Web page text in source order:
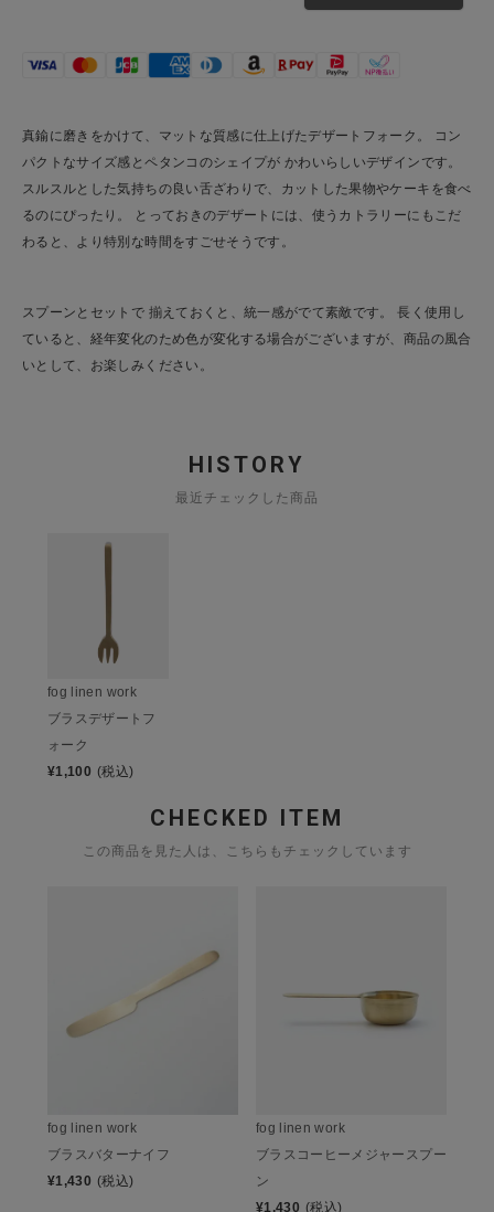
特集
お問い合わせ
真鍮に磨きをかけて、マットな質感に仕上げたデザートフォーク。 コン
パクトなサイズ感とペタンコのシェイプが かわいらしいデザインです。
スルスルとした気持ちの良い舌ざわりで、カットした果物やケーキを食べ
るのにぴったり。 とっておきのデザートには、使うカトラリーにもこだ
わると、より特別な時間をすごせそうです。
スプーンとセットで 揃えておくと、統一感がでて素敵です。 長く使用し
ていると、経年変化のため色が変化する場合がございますが、商品の風合
いとして、お楽しみください。
HISTORY
最近チェックした商品
fog linen work
ブラスデザートフ
ォーク
¥1,100 (税込)
CHECKED ITEM
この商品を見た人は、こちらもチェックしています
fog linen work
ブラスバターナイフ
¥1,430 (税込)
fog linen work
ブラスコーヒーメジャースプー
ン
¥1,430 (税込)